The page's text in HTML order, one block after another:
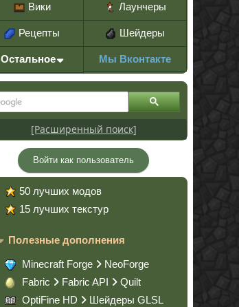
Вики Лаунчеры
Рецепты Шейдеры
Остальное Мы Вконтакте
[Расширенный поиск]
Войти как пользователь
50 лучших модов
15 лучших текстур
Полезные дополнения
Minecraft Forge
NeoForge
Fabric
Fabric API
Quilt
OptiFine HD
Шейдеры GLSL